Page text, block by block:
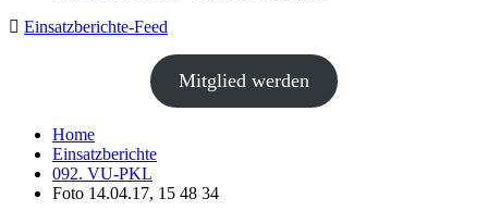
Einsatzberichte-Feed
Mitglied werden
Home
Einsatzberichte
092. VU-PKL
Foto 14.04.17, 15 48 34